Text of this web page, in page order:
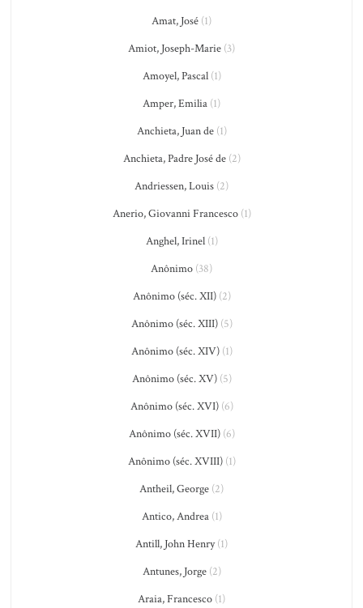
Amat, José (1)
Amiot, Joseph-Marie (3)
Amoyel, Pascal(1)
Amper, Emilia (1)
Anchieta, Juan de(1)
Anchieta, Padre José de(2)
Andriessen, Louis (2)
Anerio, Giovanni Francesco(1)
Anghel, Irinel(1)
Anônimo (38)
Anônimo (séc. XII)(2)
Anônimo (séc. XIII)(5)
Anônimo (séc. XIV)(1)
Anônimo (séc. XV)(5)
Anônimo (séc. XVI)(6)
Anônimo (séc. XVII)(6)
Anônimo (séc. XVIII)(1)
Antheil, George (2)
Antico, Andrea(1)
Antill, John Henry(1)
Antunes, Jorge(2)
Araia, Francesco (1)